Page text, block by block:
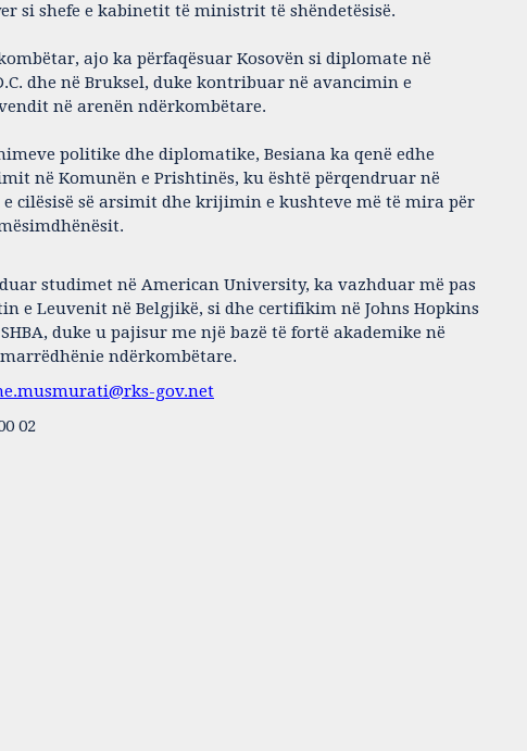
si shefe e kabinetit të ministrit të shëndetësisë.
ajo ka përfaqësuar Kosovën si diplomate në
dhe në Bruksel, duke kontribuar në avancimin e
në arenën ndërkombëtare.
politike dhe diplomatike, Besiana ka qenë edhe
në Komunën e Prishtinës, ku është përqendruar në
cilësisë së arsimit dhe krijimin e kushteve më të mira për
studimet në American University, ka vazhduar më pas
e Leuvenit në Belgjikë, si dhe certifikim në Johns Hopkins
duke u pajisur me një bazë të fortë akademike në
ndërkombëtare.
gov.net
02